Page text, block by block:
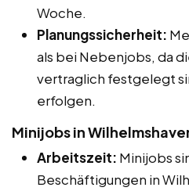
Woche.
Planungssicherheit:
als bei Nebenjobs, da
vertraglich festgelegt
erfolgen.
Minijobs in
Arbeitszeit: Minijobs
Beschäftigungen in